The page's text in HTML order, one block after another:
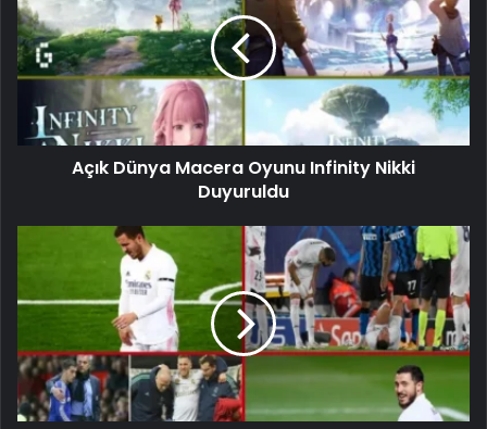
Açık Dünya Macera Oyunu Infinity Nikki
Duyuruldu